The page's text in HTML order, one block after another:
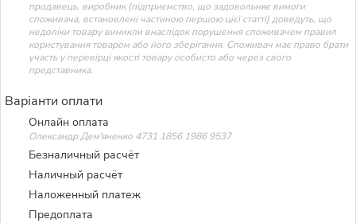
продавець, виробник (підприємство, що задовольняє вимоги
споживача, встановлені частиною першою цієї статті) доведуть, що
недоліки товару виникли внаслідок порушення споживачем правил
користування товаром або його зберігання. Споживач має право брати
участь у перевірці якості товару особисто або через свого
представника.
Варіанти оплати
Онлайн оплата
Олександр Дем'яненко 4731 1856 1986 9537
Безналичный расчёт
Наличный расчёт
Наложенный платеж
Предоплата